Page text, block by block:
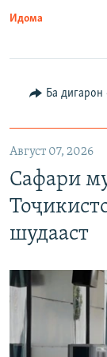
Идома
Ба
Август 07, 2026
Сафари
шудааст